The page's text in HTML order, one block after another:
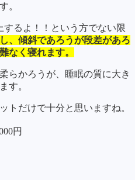
。
るよ！！という方でない限
、傾斜であろうが段差があろ
なく寝れます。
らかろうが、睡眠の質に大き
す。
トだけで十分と思いますね。
円